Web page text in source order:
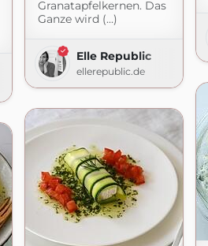
Granatapfelkernen. Das
Ganze wird (...)
Elle Republic
ellerepublic.de